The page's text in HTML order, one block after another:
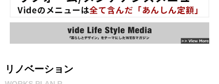
リノベーション